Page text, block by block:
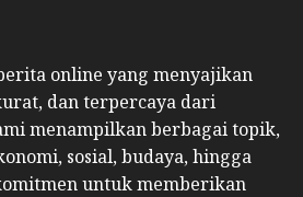
online yang menyajikan
dan terpercaya dari
menampilkan berbagai topik,
sosial, budaya, hingga
untuk memberikan